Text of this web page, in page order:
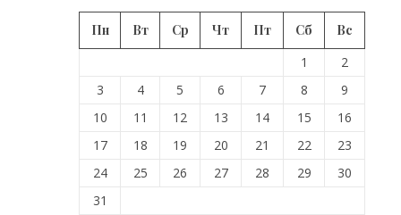
Пн Вт Ср Чт Пт Сб
Вс
1
2
3
4 5 6 7 8
9
10
11 12 13 14 15
16
17
18 19 20 21 22
23
24
25 26 27 28 29
30
31